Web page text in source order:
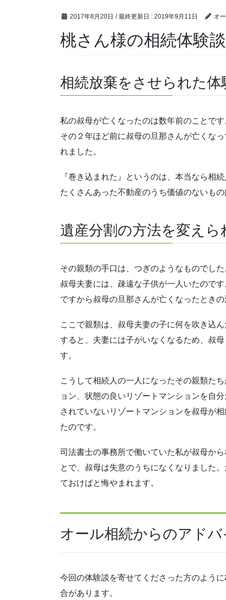
2017年8月20日 / 最終更新日 : 2019年9月11日 オ
桃さん様の相続体験
相続放棄をさせられた体
私の叔母が亡くなったのは数年前のことです
その２年ほど前に叔母の旦那さんが亡くな
れました。
『巻き込まれた』というのは、本当なら相
たくさんあった不動産のうち価値のないも
遺産分割の方法を変えら
その親類の手口は、つぎのようなものでした
叔母夫妻には、疎遠な子供が一人いたのです
ですから叔母の旦那さんが亡くなったとき
ここで親類は、叔母夫妻の子に何を吹き込
すると、夫妻には子がいなくなるため、叔
す。
こうして相続人の一人になったその親類た
ョン、状態の良いリゾートマンションを自
されていないリゾートマンションを叔母が
たのです。
司法書士の事務所で働いていた私が叔母か
とで、叔母は失意のうちになくなりました
ておけばと悔やまれます。
オール相続からのアドバ
今回の体験談を寄せてくださった方のように
合があります。